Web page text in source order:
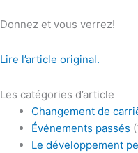
Donnez et vous verrez!
Lire l’article original.
Les catégories d’article
Changement de
Événements passés
Le développement